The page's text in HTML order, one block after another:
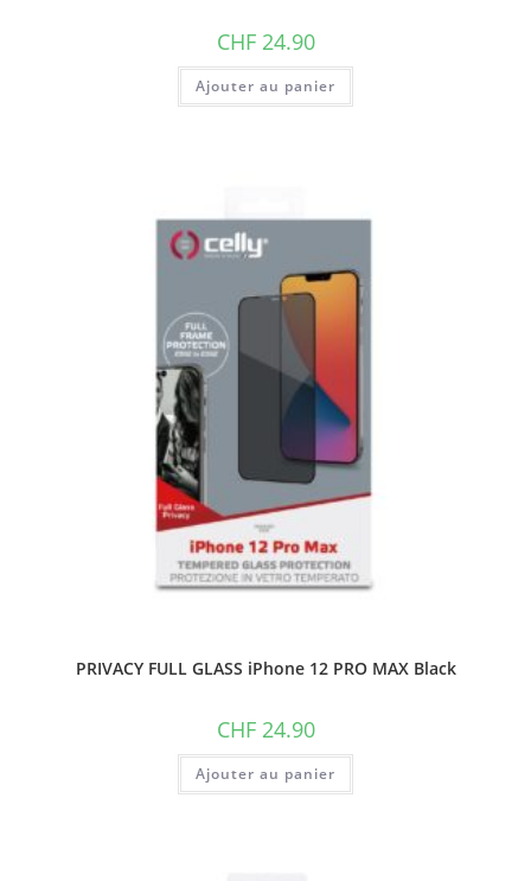
CHF24.90
Ajouter au panier
PRIVACY FULL GLASS iPhone 12 PRO MAX Black
CHF24.90
Ajouter au panier